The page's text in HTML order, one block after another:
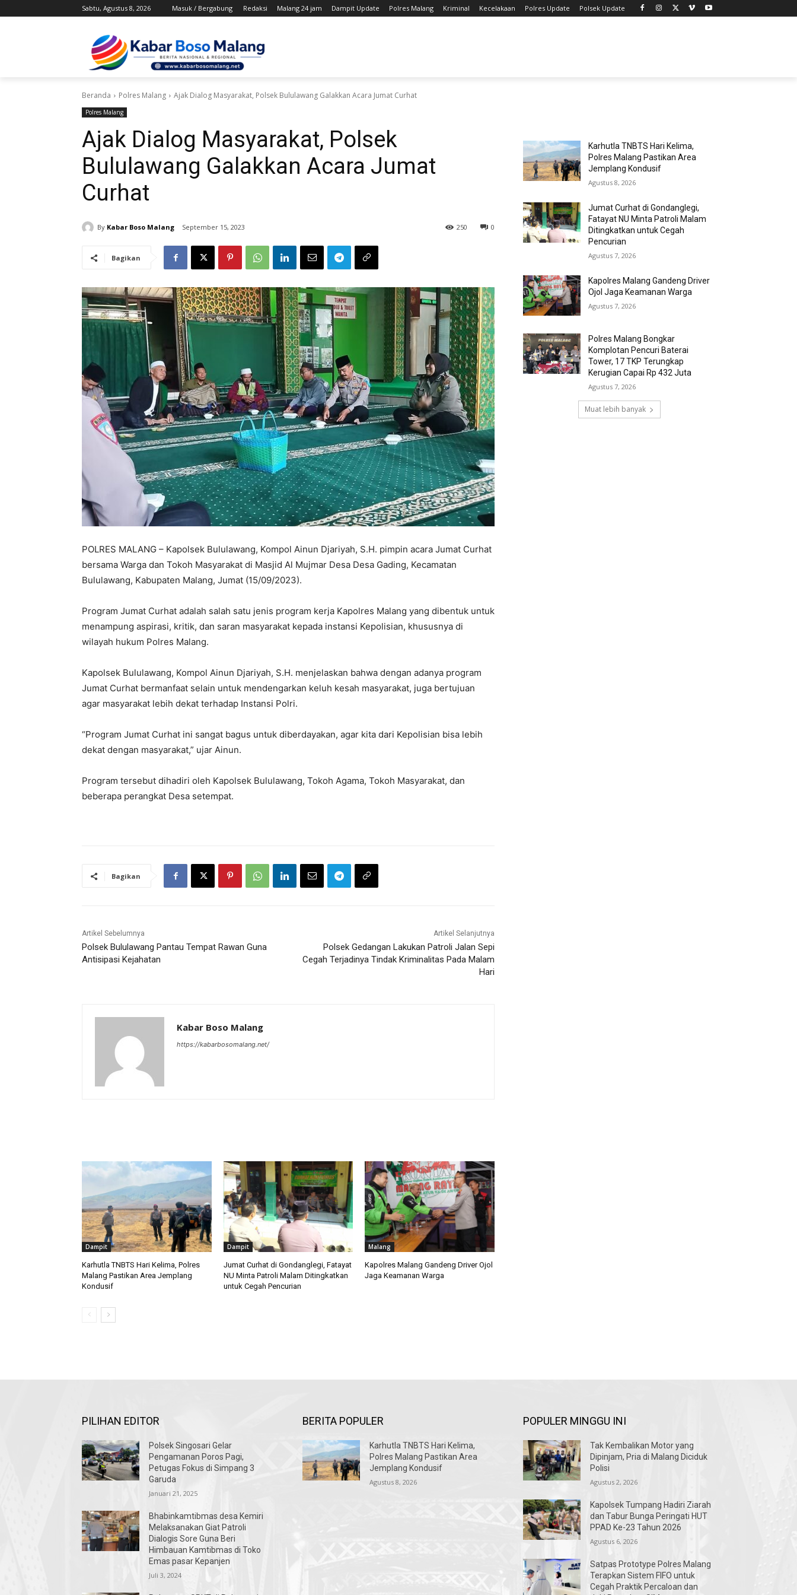
Sabtu, Agustus 8, 2026 Masuk / Bergabung Redaksi Malang 24 jam Dampit Update Polres Malang Kriminal Kecelakaan Polres Update Polsek Update
Beranda Polres Malang Ajak Dialog Masyarakat, Polsek Bululawang Galakkan Acara Jumat Curhat
Polres Malang
Ajak Dialog Masyarakat, Polsek
Bululawang Galakkan Acara Jumat
Curhat
By Kabar Boso Malang September 15, 2023 0
250
Bagikan
POLRES MALANG – Kapolsek Bululawang, Kompol Ainun Djariyah, S.H. pimpin acara Jumat Curhat
bersama Warga dan Tokoh Masyarakat di Masjid Al Mujmar Desa Desa Gading, Kecamatan
Bululawang, Kabupaten Malang, Jumat (15/09/2023).
Program Jumat Curhat adalah salah satu jenis program kerja Kapolres Malang yang dibentuk untuk
menampung aspirasi, kritik, dan saran masyarakat kepada instansi Kepolisian, khususnya di
wilayah hukum Polres Malang.
Kapolsek Bululawang, Kompol Ainun Djariyah, S.H. menjelaskan bahwa dengan adanya program
Jumat Curhat bermanfaat selain untuk mendengarkan keluh kesah masyarakat, juga bertujuan
agar masyarakat lebih dekat terhadap Instansi Polri.
“Program Jumat Curhat ini sangat bagus untuk diberdayakan, agar kita dari Kepolisian bisa lebih
dekat dengan masyarakat,” ujar Ainun.
Program tersebut dihadiri oleh Kapolsek Bululawang, Tokoh Agama, Tokoh Masyarakat, dan
beberapa perangkat Desa setempat.
Bagikan
Artikel Sebelumnya
Polsek Bululawang Pantau Tempat Rawan Guna
Antisipasi Kejahatan
Artikel Selanjutnya
Polsek Gedangan Lakukan Patroli Jalan Sepi
Cegah Terjadinya Tindak Kriminalitas Pada Malam
Hari
Kabar Boso Malang
https://kabarbosomalang.net/
Dampit
Karhutla TNBTS Hari Kelima, Polres
Malang Pastikan Area Jemplang
Kondusif
Dampit
Jumat Curhat di Gondanglegi, Fatayat
NU Minta Patroli Malam Ditingkatkan
untuk Cegah Pencurian
Malang
Kapolres Malang Gandeng Driver Ojol
Jaga Keamanan Warga
Karhutla TNBTS Hari Kelima,
Polres Malang Pastikan Area
Jemplang Kondusif
Agustus 8, 2026
Jumat Curhat di Gondanglegi,
Fatayat NU Minta Patroli Malam
Ditingkatkan untuk Cegah
Pencurian
Agustus 7, 2026
Kapolres Malang Gandeng Driver
Ojol Jaga Keamanan Warga
Agustus 7, 2026
Polres Malang Bongkar
Komplotan Pencuri Baterai
Tower, 17 TKP Terungkap
Kerugian Capai Rp 432 Juta
Agustus 7, 2026
Muat lebih banyak
PILIHAN EDITOR
Polsek Singosari Gelar
Pengamanan Poros Pagi,
Petugas Fokus di Simpang 3
Garuda
Januari 21, 2025
Bhabinkamtibmas desa Kemiri
Melaksanakan Giat Patroli
Dialogis Sore Guna Beri
Himbauan Kamtibmas di Toko
Emas pasar Kepanjen
Juli 3, 2024
BERITA POPULER
Karhutla TNBTS Hari Kelima,
Polres Malang Pastikan Area
Jemplang Kondusif
Agustus 8, 2026
POPULER MINGGU INI
Tak Kembalikan Motor yang
Dipinjam, Pria di Malang Diciduk
Polisi
Agustus 2, 2026
Kapolsek Tumpang Hadiri Ziarah
dan Tabur Bunga Peringati HUT
PPAD Ke-23 Tahun 2026
Agustus 6, 2026
Satpas Prototype Polres Malang
Terapkan Sistem FIFO untuk
Cegah Praktik Percaloan dan